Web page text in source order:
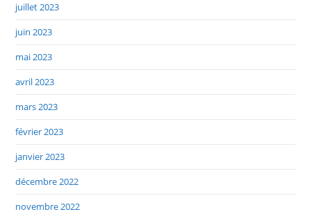
juillet 2023
juin 2023
mai 2023
avril 2023
mars 2023
février 2023
janvier 2023
décembre 2022
novembre 2022